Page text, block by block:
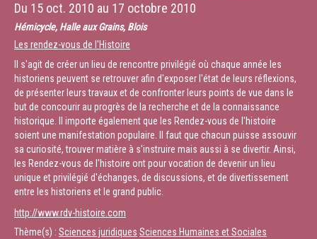
Du 15 oct. 2010 au 17 octobre 2010
Hémicycle, Halle aux Grains, Blois
Les rendez-vous de l'Histoire
Il s'agit de créer un lieu de rencontre privilégié où chaque année les
historiens peuvent se retrouver afin d'exposer l'état de leurs réflexions,
de présenter leurs travaux et de confronter leurs points de vue dans le
but de concourir au progrès de la recherche et de la connaissance
historique. Il importe également que les Rendez-vous de l'histoire
soient une manifestation populaire. Il faut que chacun puisse assouvir
sa curiosité, trouver matière à s'instruire mais aussi à se divertir. Ainsi,
les Rendez-vous de l'histoire ont pour vocation de devenir un lieu
unique et privilégié d'échanges, de discussions, et de divertissement
entre les historiens et le grand public.
http://www.rdv-histoire.com
Thème(s) : Sciences juridiques Sciences Humaines et Sociales